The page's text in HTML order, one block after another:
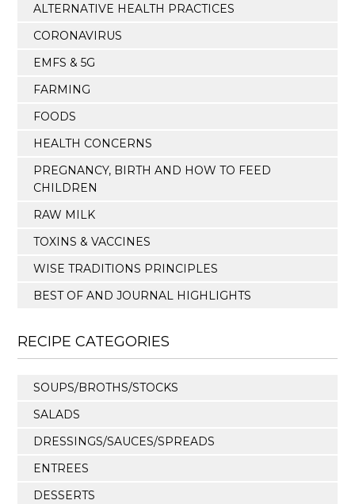
ALTERNATIVE HEALTH PRACTICES
CORONAVIRUS
EMFS & 5G
FARMING
FOODS
HEALTH CONCERNS
PREGNANCY, BIRTH AND HOW TO FEED
CHILDREN
RAW MILK
TOXINS & VACCINES
WISE TRADITIONS PRINCIPLES
BEST OF AND JOURNAL HIGHLIGHTS
RECIPE CATEGORIES
SOUPS/BROTHS/STOCKS
SALADS
DRESSINGS/SAUCES/SPREADS
ENTREES
DESSERTS